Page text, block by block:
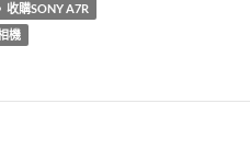
收購SONY A7R
機